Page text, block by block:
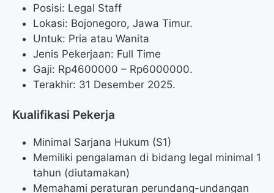
Posisi: Legal Staff
Lokasi: Bojonegoro, Jawa Timur.
Untuk: Pria atau Wanita
Jenis Pekerjaan: Full Time
Gaji: Rp4600000 – Rp6000000.
Terakhir: 31 Desember 2025.
Kualifikasi Pekerja
Minimal Sarjana Hukum (S1)
Memiliki pengalaman di bidang legal minimal 1
tahun (diutamakan)
Memahami peraturan perundang-undangan